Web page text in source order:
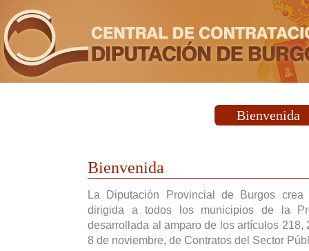
Bienvenida
Bienvenida
La Diputación Provincial de Burgos
dirigida a todos los municipios de la
desarrollada al amparo de los artículos 218,
8 de noviembre, de Contratos del Sector